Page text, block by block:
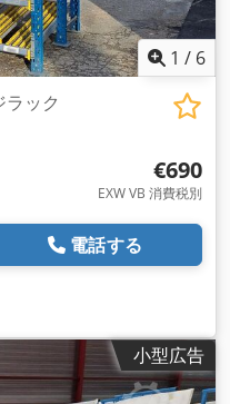
1 / 6
ック
€690
EXW VB 消費税別
電話する
小型広告